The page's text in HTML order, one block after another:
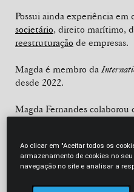
Possui ainda experiência em
societário, direito marítimo,
reestruturação de empresas.
Magda é membro da
desde 2022.
Magda Fernandes
Sociedade de Advogados –
Ao clicar em "Aceitar todos os
armazenamento de cookies no
navegação no site e analisar a